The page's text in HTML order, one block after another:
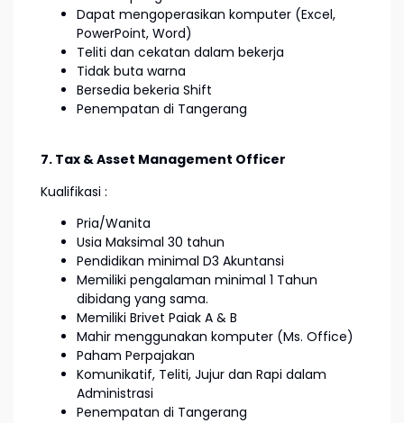
Dapat mengoperasikan komputer (Excel,
PowerPoint, Word)
Teliti dan cekatan dalam bekerja
Tidak buta warna
Bersedia bekeria Shift
Penempatan di Tangerang
7. Tax & Asset Management Officer
Kualifikasi :
Pria/Wanita
Usia Maksimal 30 tahun
Pendidikan minimal D3 Akuntansi
Memiliki pengalaman minimal 1 Tahun
dibidang yang sama.
Memiliki Brivet Paiak A & B
Mahir menggunakan komputer (Ms. Office)
Paham Perpajakan
Komunikatif, Teliti, Jujur dan Rapi dalam
Administrasi
Penempatan di Tangerang